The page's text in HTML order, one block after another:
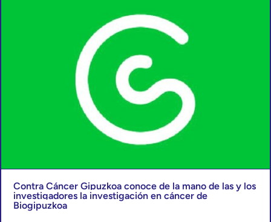
Contra Cáncer Gipuzkoa conoce de la mano de las y los
investigadores la investigación en cáncer de
Biogipuzkoa